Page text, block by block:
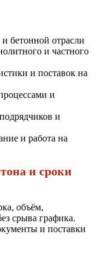
бетонной отрасли
и частного
и поставок на
и
и
и работа на
и сроки
объём,
срыва графика.
и поставки